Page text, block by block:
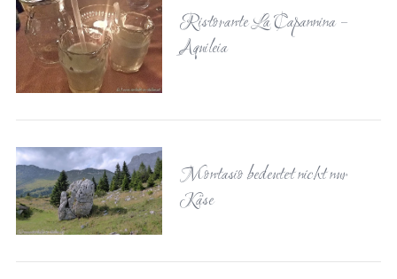
Ristorante La Capannina –
Aquileia
Montasio bedeutet nicht nur
Käse